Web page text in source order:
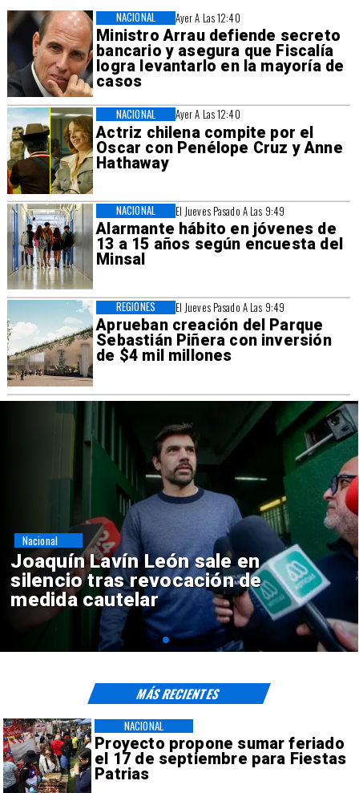
Ayer A Las 12:40
Ministro Arrau defiende secreto
bancario y asegura que Fiscalía
logra levantarlo en la mayoría de
casos
NACIONAL
Ayer A Las 12:40
Actriz chilena compite por el
Oscar con Penélope Cruz y Anne
Hathaway
NACIONAL
El Jueves Pasado A Las 9:49
Alarmante hábito en jóvenes de
13 a 15 años según encuesta del
Minsal
NACIONAL
El Jueves Pasado A Las 9:49
Aprueban creación del Parque
Sebastián Piñera con inversión
de $4 mil millones
REGIONES
Chile y Venezuela formalizan
reinicio de relaciones
consulares
Nacional
Proyecto propone sumar feriado
el 17 de septiembre para Fiestas
Patrias
NACIONAL
MÁS RECIENTES